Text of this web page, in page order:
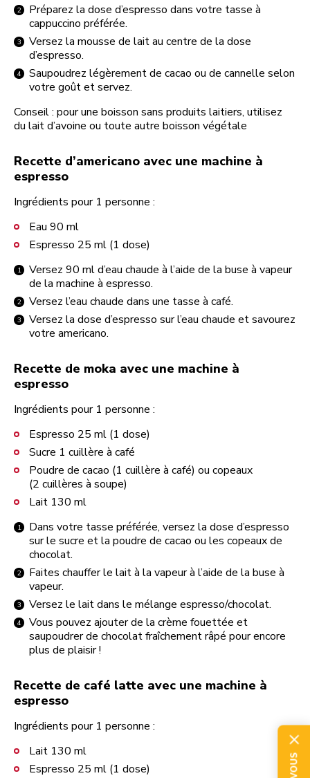
Préparez la dose d’espresso dans votre tasse à
cappuccino préférée.
Versez la mousse de lait au centre de la dose
d’espresso.
Saupoudrez légèrement de cacao ou de cannelle selon
votre goût et servez.
Conseil : pour une boisson sans produits laitiers, utilisez
du lait d’avoine ou toute autre boisson végétale
Recette d’americano avec une machine à
espresso
Ingrédients pour 1 personne :
Eau 90 ml
Espresso 25 ml (1 dose)
Versez 90 ml d’eau chaude à l’aide de la buse à vapeur
de la machine à espresso.
Versez l’eau chaude dans une tasse à café.
Versez la dose d’espresso sur l’eau chaude et savourez
votre americano.
Recette de moka avec une machine à
espresso
Ingrédients pour 1 personne :
Espresso 25 ml (1 dose)
Sucre 1 cuillère à café
Poudre de cacao (1 cuillère à café) ou copeaux
(2 cuillères à soupe)
Lait 130 ml
Dans votre tasse préférée, versez la dose d’espresso
sur le sucre et la poudre de cacao ou les copeaux de
chocolat.
Faites chauffer le lait à la vapeur à l’aide de la buse à
vapeur.
Versez le lait dans le mélange espresso/chocolat.
Vous pouvez ajouter de la crème fouettée et
saupoudrer de chocolat fraîchement râpé pour encore
plus de plaisir !
Recette de café latte avec une machine à
espresso
Ingrédients pour 1 personne :
Lait 130 ml
Espresso 25 ml (1 dose)